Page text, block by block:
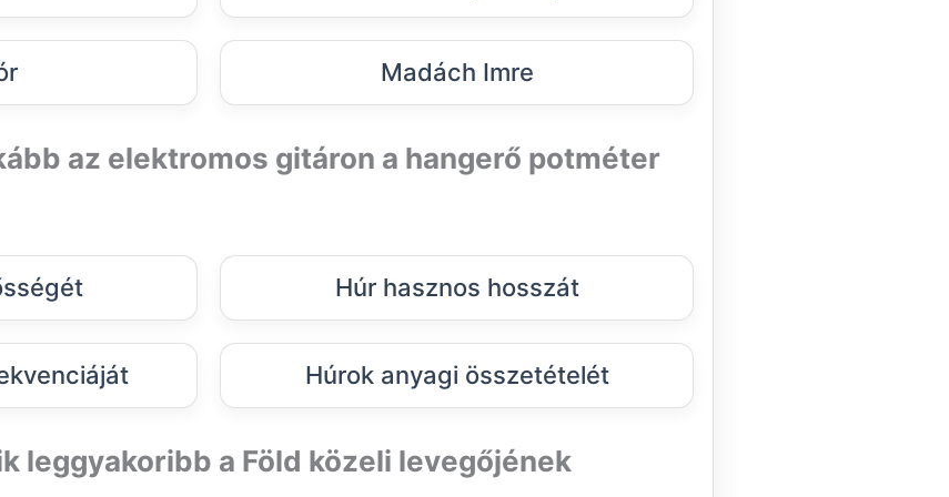
Madách Imre
az elektromos gitáron a hangerő potméter
Húr hasznos hosszát
Húrok anyagi összetételét
leggyakoribb a Föld közeli levegőjének